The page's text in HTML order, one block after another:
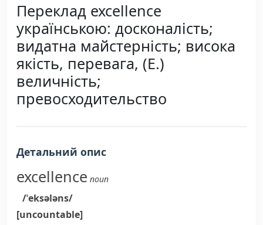
Переклад excellence
українською: досконалість;
видатна майстерність; висока
якість, перевага, (E.)
величність;
превосходительство
Детальний опис
excellence noun
/ˈeksələns/
[uncountable]